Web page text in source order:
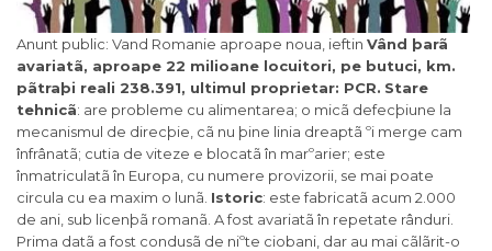
Anunt public: Vand Romanie aproape noua, ieftin Vând þarã
avariatã, aproape 22 milioane locuitori, pe butuci, km.
pãtraþi reali 238.391, ultimul proprietar: PCR. Stare
tehnicã: are probleme cu alimentarea; o micã defecþiune la
mecanismul de direcþie, cã nu þine linia dreaptã ºi merge cam
înfrânatã; cutia de viteze e blocatã în marºarier; este
înmatriculatã în Europa, cu numere provizorii, se mai poate
circula cu ea maxim o lunã. Istoric: este fabricatã acum 2.000
de ani, sub licenþã romanã. A fost avariatã în repetate rânduri.
Prima datã a fost condusã de niºte ciobani, dar au mai cãlãrit-o